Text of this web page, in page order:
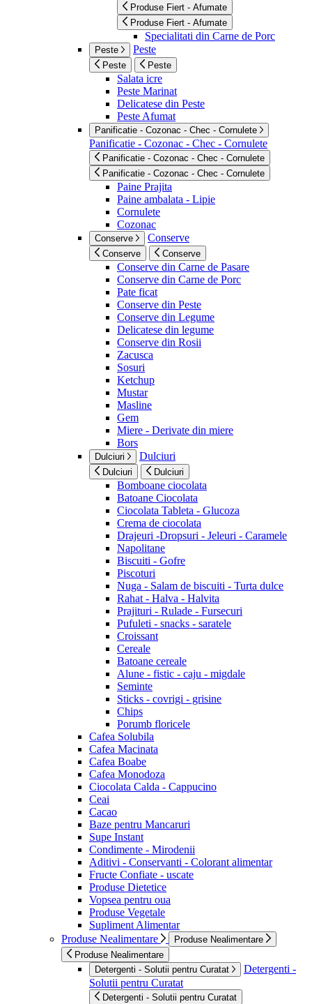
Produse Fiert - Afumate
Produse Fiert - Afumate
Specialitati din Carne de Porc
Peste Peste
Peste Peste
Salata icre
Peste Marinat
Delicatese din Peste
Peste Afumat
Panificatie - Cozonac - Chec - Cornulete
Panificatie - Cozonac - Chec - Cornulete
Panificatie - Cozonac - Chec - Cornulete
Panificatie - Cozonac - Chec - Cornulete
Paine Prajita
Paine ambalata - Lipie
Cornulete
Cozonac
Conserve Conserve
Conserve Conserve
Conserve din Carne de Pasare
Conserve din Carne de Porc
Pate ficat
Conserve din Peste
Conserve din Legume
Delicatese din legume
Conserve din Rosii
Zacusca
Sosuri
Ketchup
Mustar
Masline
Gem
Miere - Derivate din miere
Bors
Dulciuri Dulciuri
Dulciuri Dulciuri
Bomboane ciocolata
Batoane Ciocolata
Ciocolata Tableta - Glucoza
Crema de ciocolata
Drajeuri -Dropsuri - Jeleuri - Caramele
Napolitane
Biscuiti - Gofre
Piscoturi
Nuga - Salam de biscuiti - Turta dulce
Rahat - Halva - Halvita
Prajituri - Rulade - Fursecuri
Pufuleti - snacks - saratele
Croissant
Cereale
Batoane cereale
Alune - fistic - caju - migdale
Seminte
Sticks - covrigi - grisine
Chips
Porumb floricele
Cafea Solubila
Cafea Macinata
Cafea Boabe
Cafea Monodoza
Ciocolata Calda - Cappucino
Ceai
Cacao
Baze pentru Mancaruri
Supe Instant
Condimente - Mirodenii
Aditivi - Conservanti - Colorant alimentar
Fructe Confiate - uscate
Produse Dietetice
Vopsea pentru oua
Produse Vegetale
Supliment Alimentar
Produse Nealimentare
Produse Nealimentare
Produse Nealimentare
Detergenti - Solutii pentru Curatat
Detergenti -
Solutii pentru Curatat
Detergenti - Solutii pentru Curatat